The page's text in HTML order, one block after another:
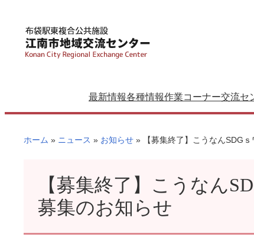
最新情報各種情報作業コーナー交流セ
ホーム » ニュース » お知らせ » 【募集終了】こうなんSDG
【募集終了】こうなん
募集のお知らせ